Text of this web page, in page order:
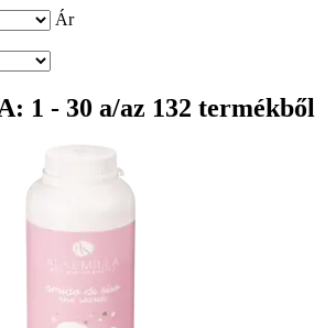
Ár
1 - 30 a/az 132 termékből